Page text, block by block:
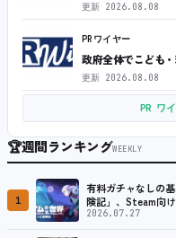
更新 2026.08.08
PRワイヤー
政府全体でこども
更新 2026.08.08
PR ワ
🏆週間ランキングWEEKLY
1
有料ガチャなしの
険記」、Steam向
2026.07.27